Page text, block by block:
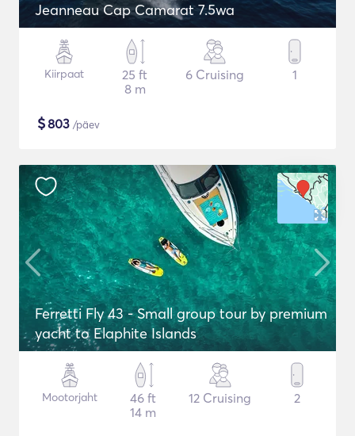
Jeanneau Cap Camarat 7.5wa
Kiirpaat
25 ft
8 m
6 Cruising 1
$803 /päev
Ferretti Fly 43 - Small group tour by premium
yacht to Elaphite Islands
Mootorjaht
46 ft
14 m
12 Cruising 2